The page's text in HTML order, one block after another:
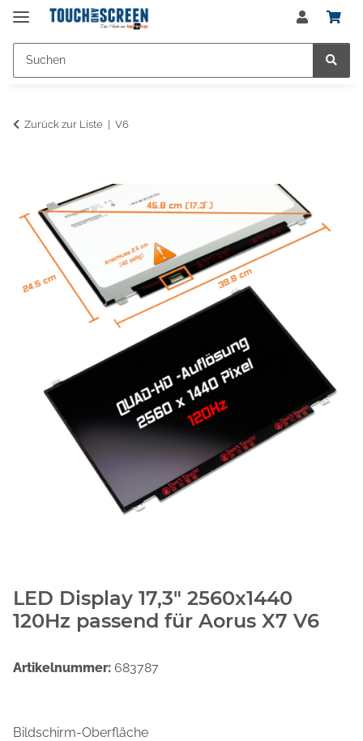
Zurück zur Liste V6
LED Display 17,3" 2560x1440
120Hz passend für Aorus X7 V6
Artikelnummer: 683787
Bildschirm-Oberfläche